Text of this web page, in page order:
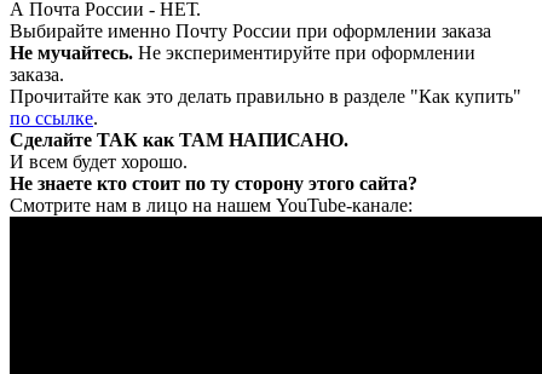
А Почта России - НЕТ.
Выбирайте именно Почту России при оформлении заказа
Не мучайтесь. Не экспериментируйте при оформлении
заказа.
Прочитайте как это делать правильно в разделе "Как купить"
по ссылке.
Сделайте ТАК как ТАМ НАПИСАНО.
И всем будет хорошо.
Не знаете кто стоит по ту сторону этого сайта?
Смотрите нам в лицо на нашем YouTube-канале: